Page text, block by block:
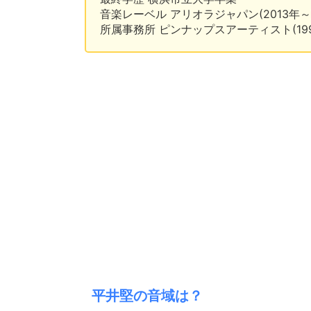
音楽レーベル アリオラジャパン(2013年
所属事務所 ピンナップスアーティスト
平井堅の音域は？